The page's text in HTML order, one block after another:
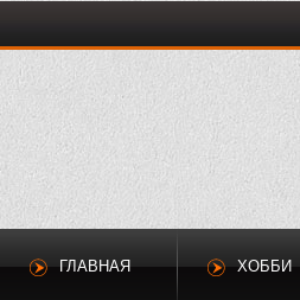
ГЛАВНАЯ ХОББИ